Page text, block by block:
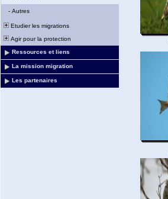
- Autres
Etudier les migrations
Agir pour la protection
Ressources et liens
La mission migration
Les partenaires